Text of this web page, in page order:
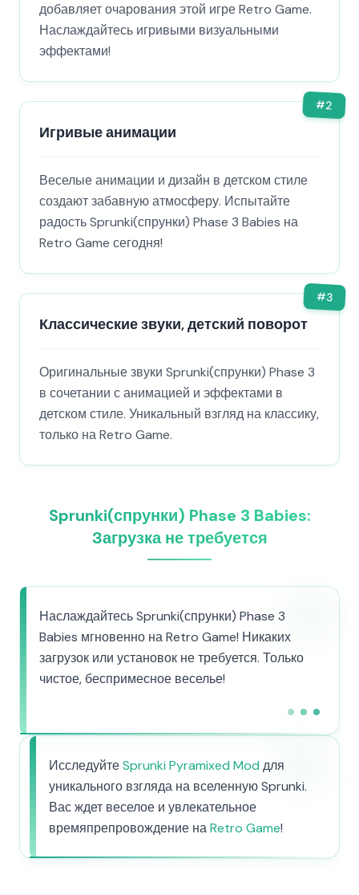
добавляет очарования этой игре Retro Game.
Наслаждайтесь игривыми визуальными
эффектами!
#2
Игривые анимации
Веселые анимации и дизайн в детском стиле
создают забавную атмосферу. Испытайте
радость Sprunki(спрунки) Phase 3 Babies на
Retro Game сегодня!
#3
Классические звуки, детский поворот
Оригинальные звуки Sprunki(спрунки) Phase 3
в сочетании с анимацией и эффектами в
детском стиле. Уникальный взгляд на классику,
только на Retro Game.
Sprunki(спрунки) Phase 3 Babies:
Загрузка не требуется
Наслаждайтесь Sprunki(спрунки) Phase 3
Babies мгновенно на Retro Game! Никаких
загрузок или установок не требуется. Только
чистое, беспримесное веселье!
ИсследуйтеSprunki Pyramixed Mod для
уникального взгляда на вселенную Sprunki.
Вас ждет веселое и увлекательное
времяпрепровождение наRetro Game!